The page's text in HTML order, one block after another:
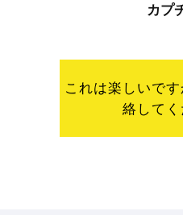
カプ
これは楽しいで
絡してく